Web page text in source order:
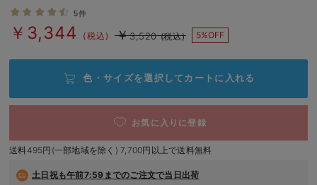
入院準備の持ち物チェック
5件
￥3,520 (税込)
￥3,344 (税込) 5%OFF
色・サイズを選択して カートに入れる
お気に入りに登録
送料495円(一部地域を除く) 7,700円以上で送料無料
土日祝も午前7:59までのご注文で当日出荷